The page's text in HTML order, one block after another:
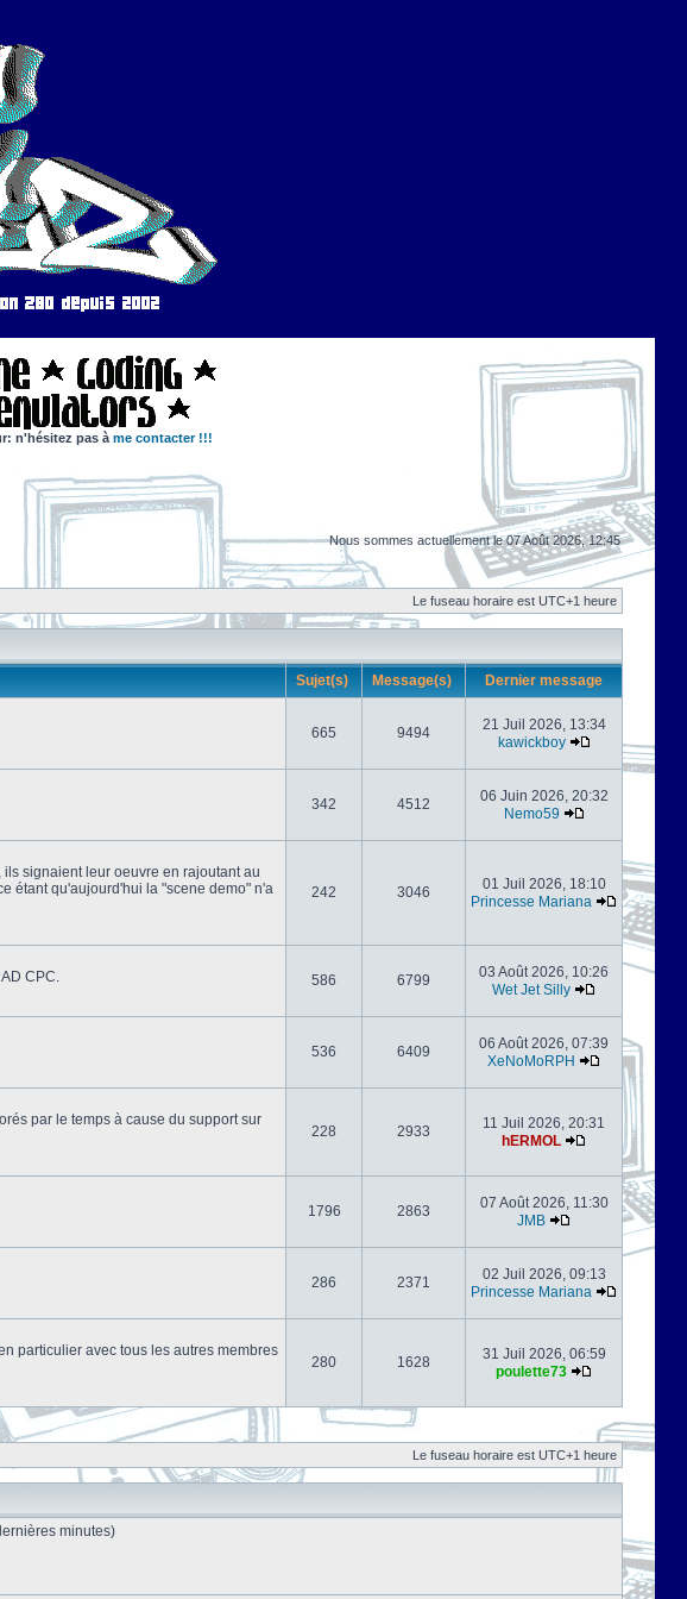
n'hésitez pas à me contacter !!!
Nous sommes actuellement le 07 Août 2026, 12:45
Le fuseau horaire est UTC+1 heure
Sujet(s) Message(s) Dernier message
665 9494
21 Juil 2026, 13:34
kawickboy
342 4512
06 Juin 2026, 20:32
Nemo59
signaient leur oeuvre en rajoutant au
étant qu'aujourd'hui la "scene demo" n'a
242 3046
01 Juil 2026, 18:10
Princesse Mariana
CPC.
586 6799
03 Août 2026, 10:26
Wet Jet Silly
536 6409
06 Août 2026, 07:39
XeNoMoRPH
par le temps à cause du support sur
228 2933
11 Juil 2026, 20:31
hERMOL
1796 2863
07 Août 2026, 11:30
JMB
286 2371
02 Juil 2026, 09:13
Princesse Mariana
particulier avec tous les autres membres
280 1628
31 Juil 2026, 06:59
poulette73
Le fuseau horaire est UTC+1 heure
minutes)